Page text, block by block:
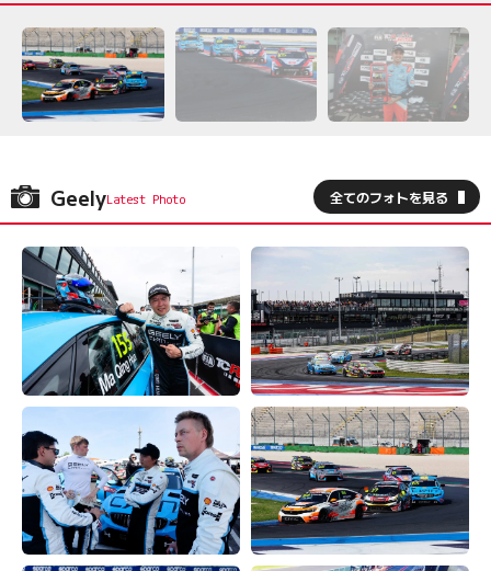
Geely 全てのフォトを見る